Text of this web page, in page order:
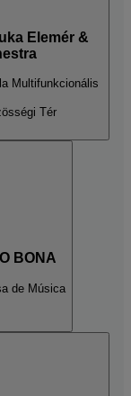
Elemér &
Multifunkcionális
Tér
BONA
de Música